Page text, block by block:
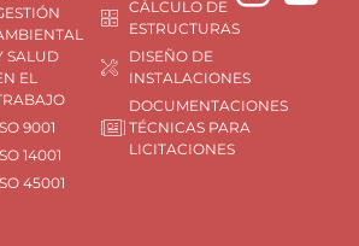
SALUD
EL
9001
14001
45001
CÁLCULO DE
ESTRUCTURAS
DISEÑO DE
INSTALACIONES
DOCUMENTACIONES
TÉCNICAS PARA
LICITACIONES